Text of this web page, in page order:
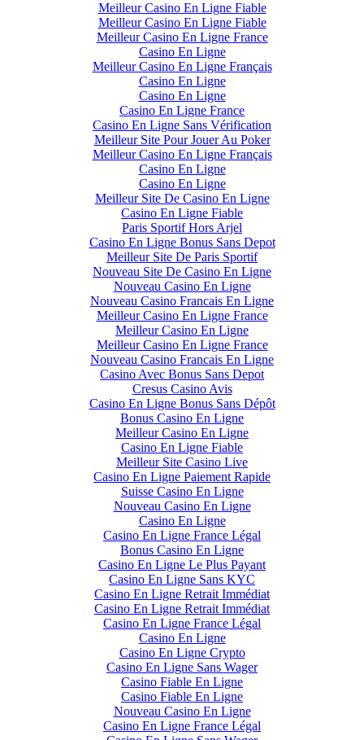
Meilleur Casino En Ligne Fiable
Meilleur Casino En Ligne Fiable
Meilleur Casino En Ligne France
Casino En Ligne
Meilleur Casino En Ligne Français
Casino En Ligne
Casino En Ligne
Casino En Ligne France
Casino En Ligne Sans Vérification
Meilleur Site Pour Jouer Au Poker
Meilleur Casino En Ligne Français
Casino En Ligne
Casino En Ligne
Meilleur Site De Casino En Ligne
Casino En Ligne Fiable
Paris Sportif Hors Arjel
Casino En Ligne Bonus Sans Depot
Meilleur Site De Paris Sportif
Nouveau Site De Casino En Ligne
Nouveau Casino En Ligne
Nouveau Casino Francais En Ligne
Meilleur Casino En Ligne France
Meilleur Casino En Ligne
Meilleur Casino En Ligne France
Nouveau Casino Francais En Ligne
Casino Avec Bonus Sans Depot
Cresus Casino Avis
Casino En Ligne Bonus Sans Dépôt
Bonus Casino En Ligne
Meilleur Casino En Ligne
Casino En Ligne Fiable
Meilleur Site Casino Live
Casino En Ligne Paiement Rapide
Suisse Casino En Ligne
Nouveau Casino En Ligne
Casino En Ligne
Casino En Ligne France Légal
Bonus Casino En Ligne
Casino En Ligne Le Plus Payant
Casino En Ligne Sans KYC
Casino En Ligne Retrait Immédiat
Casino En Ligne Retrait Immédiat
Casino En Ligne France Légal
Casino En Ligne
Casino En Ligne Crypto
Casino En Ligne Sans Wager
Casino Fiable En Ligne
Casino Fiable En Ligne
Nouveau Casino En Ligne
Casino En Ligne France Légal